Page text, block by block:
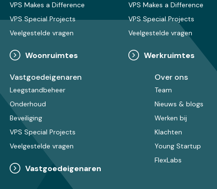
VPS Makes a Difference
VPS Special Projects
Veelgestelde vragen
Woonruimtes
VPS Makes a Difference
VPS Special Projects
Veelgestelde vragen
Werkruimtes
Vastgoedeigenaren
Leegstandbeheer
Onderhoud
Beveiliging
VPS Special Projects
Veelgestelde vragen
Vastgoedeigenaren
Over ons
Team
Nieuws & blogs
Werken bij
Klachten
Young Startup
FlexLabs